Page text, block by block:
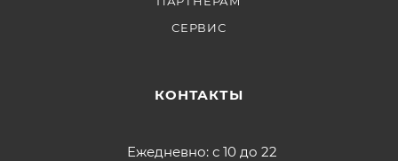
СЕРВИС
КОНТАКТЫ
Ежедневно: с 10 до 22